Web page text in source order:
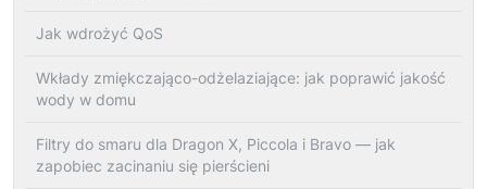
Jak wdrożyć QoS
Wkłady zmiękczająco-odżelaziające: jak poprawić jakość
wody w domu
Filtry do smaru dla Dragon X, Piccola i Bravo — jak
zapobiec zacinaniu się pierścieni